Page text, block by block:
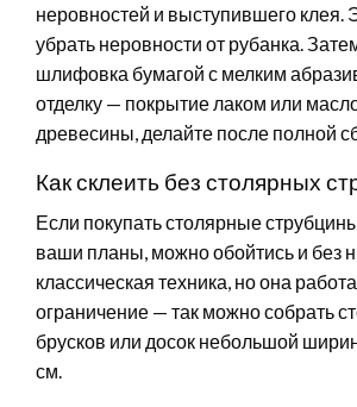
неровностей и выступившего клея.
убрать неровности от рубанка.
шлифовка бумагой с мелким
отделку — покрытие лаком или
древесины, делайте после полной
Как склеить без столярных
Если покупать столярные
ваши планы, можно обойтись и без
классическая техника, но она
ограничение — так можно собрать
брусков или досок небольшой
см.